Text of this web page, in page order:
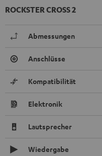
ROCKSTER CROSS 2
Abmessungen
Anschlüsse
Kompatibilität
Elektronik
Lautsprecher
Wiedergabe